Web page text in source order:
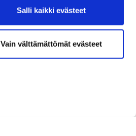
Salli kaikki evästeet
Vain välttämättömät evästeet